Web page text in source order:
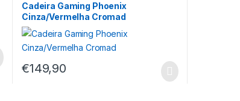
Cadeira Gaming Phoenix
Cinza/Vermelha Cromad
€149,90